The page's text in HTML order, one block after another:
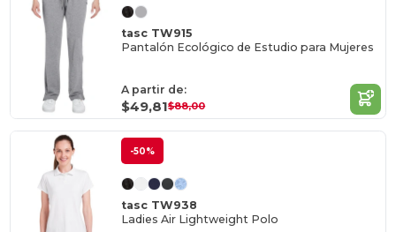
tasc TW915
Pantalón Ecológico de Estudio para Mujeres
A partir de:
$49,81$88,00
-50%
tasc TW938
Ladies Air Lightweight Polo